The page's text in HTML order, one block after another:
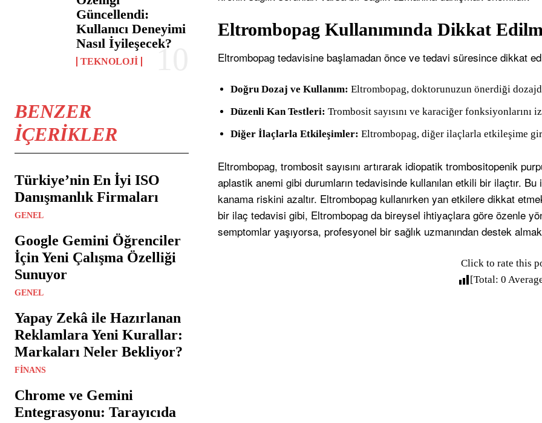
Güncellendi:
Kullanıcı Deneyimi
Nasıl İyileşecek?
TEKNOLOJI
BENZER
İÇERIKLER
Türkiye’nin En İyi ISO
Danışmanlık Firmaları
GENEL
Google Gemini Öğrenciler
İçin Yeni Çalışma Özelliği
Sunuyor
GENEL
Yapay Zekâ ile Hazırlanan
Reklamlara Yeni Kurallar:
Markaları Neler Bekliyor?
FINANS
Chrome ve Gemini
Entegrasyonu: Tarayıcıda
Eltrombopag Kullanımında Dikkat
Eltrombopag tedavisine başlamadan önce ve tedavi süresince dikkat
Doğru Dozaj ve Kullanım: Eltrombopag, doktorunuzun önerdiği
Düzenli Kan Testleri: Trombosit sayısını ve karaciğer
Diğer İlaçlarla Etkileşimler: Eltrombopag, diğer ilaçlarla etkileşime
Eltrombopag, trombosit sayısını artırarak idiopatik trombositopenik
aplastik anemi gibi durumların tedavisinde kullanılan etkili bir ilaçtır.
kanama riskini azaltır. Eltrombopag kullanırken yan etkilere dikkat
bir ilaç tedavisi gibi, Eltrombopag da bireysel ihtiyaçlara göre özenle
semptomlar yaşıyorsa, profesyonel bir sağlık uzmanından destek
Click to rate this
[Total: 0